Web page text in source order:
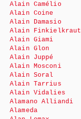
Alain Camélio
Alain Coine
Alain Damasio
Alain Finkielkraut
Alain Giami
Alain Glon
Alain Juppé
Alain Mosconi
Alain Soral
Alain Tarrius
Alain Vidalies
Alamano Alliandi
Alameda